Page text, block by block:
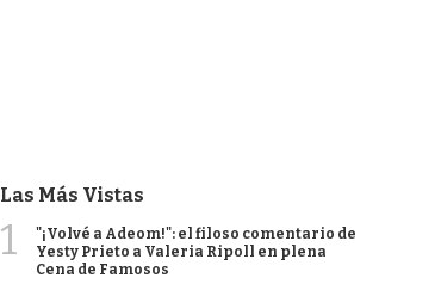
Las Más Vistas
1
"¡Volvé a Adeom!": el filoso comentario de
Yesty Prieto a Valeria Ripoll en plena
Cena de Famosos